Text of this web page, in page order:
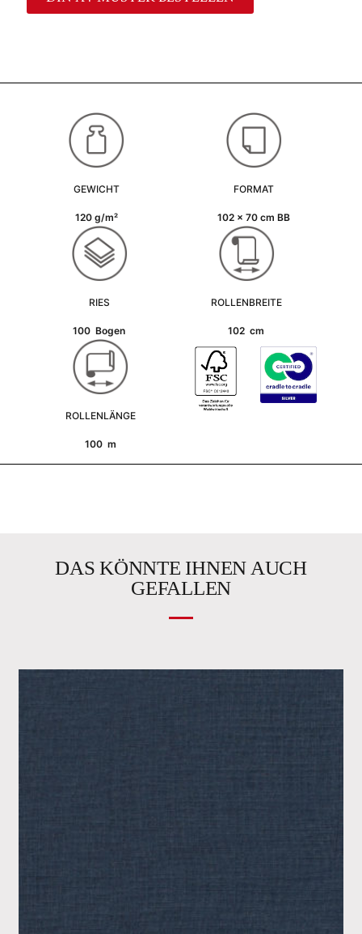
GEWICHT
120 g/m²
FORMAT
102 x 70 cm BB
RIES
100 Bogen
ROLLENBREITE
102 cm
ROLLENLÄNGE
100 m
DAS KÖNNTE IHNEN AUCH
GEFALLEN